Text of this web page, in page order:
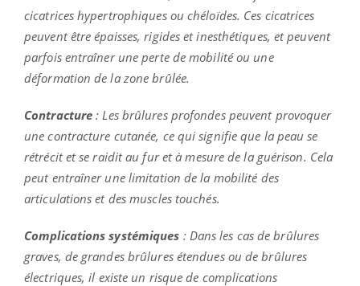
cicatrices hypertrophiques ou chéloïdes. Ces cicatrices
peuvent être épaisses, rigides et inesthétiques, et peuvent
parfois entraîner une perte de mobilité ou une
déformation de la zone brûlée.
Contracture: Les brûlures profondes peuvent provoquer
une contracture cutanée, ce qui signifie que la peau se
rétrécit et se raidit au fur et à mesure de la guérison. Cela
peut entraîner une limitation de la mobilité des
articulations et des muscles touchés.
Complications systémiques : Dans les cas de brûlures
graves, de grandes brûlures étendues ou de brûlures
électriques, il existe un risque de complications